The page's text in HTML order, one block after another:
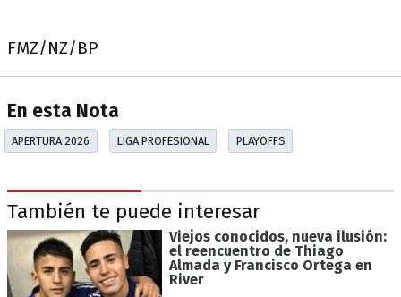
FMZ/NZ/BP
En esta Nota
APERTURA 2026 LIGA PROFESIONAL PLAYOFFS
También te puede interesar
Viejos conocidos, nueva ilusión:
el reencuentro de Thiago
Almada y Francisco Ortega en
River